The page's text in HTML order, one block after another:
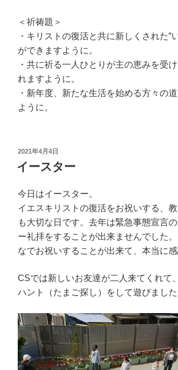
＜祈祷題＞
・キリストの復活と共に新しくされた”
ができますように。
・共に祈る一人ひとりが主の恵みを受
れますように。
・新年度、新たな生活を始める方々の
ように。
投
日:
2021年4月4日
イースター
今日はイースター。
イエスキリストの復活をお祝いする、
も大切な日です。去年は緊急事態宣言
ー礼拝をすることが出来ませんでした
なでお祝いすることが出来て、本当に感
CSでは新しいお友達が二人来てくれて
ハント（たまご探し）をして遊びました